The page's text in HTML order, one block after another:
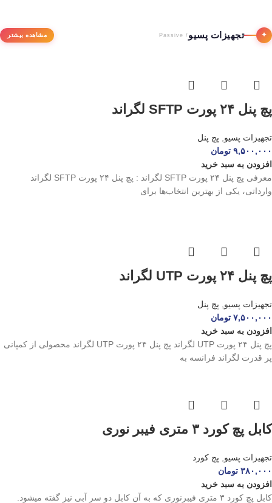
✦ تجهیزات پسیو / Passive مشاهده بیشتر
پچ پنل ۲۴ پورت SFTP لگراند
تجهیزات پسیو
پچ پنل
۹,۵۰۰,۰۰۰ تومان
افزودن به سبد خرید
معرفی پچ پنل ۲۴ پورت SFTP لگراند : پچ پنل ۲۴ پورت SFTP لگراند
وارداتی، یکی از بهترین انتخاب‌ها برای
پچ پنل ۲۴ پورت UTP لگراند
تجهیزات پسیو
پچ پنل
۷,۵۰۰,۰۰۰ تومان
افزودن به سبد خرید
پچ پنل ۲۴ پورت UTP لگراند پچ پنل ۲۴ پورت UTP لگراند محصولی از کمپانی
پر قدرت لگراند فرانسه به
کابل پچ کورد ۳ متری فیبر نوری
تجهیزات پسیو
پچ کورد
۳۸۰,۰۰۰ تومان
افزودن به سبد خرید
کابل پچ کورد ۳ متری فیبرنوری که به آن کابل دو سر آبی نیز گفته میشود.